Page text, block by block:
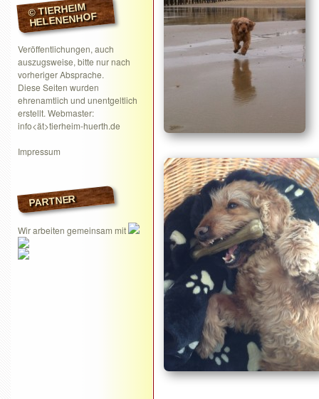
© TIERHEIM
HELENENHOF
Veröffentlichungen, auch
auszugsweise, bitte nur nach
vorheriger Absprache.
Diese Seiten wurden
ehrenamtlich und unentgeltlich
erstellt. Webmaster:
info<ät>tierheim-huerth.de
Impressum
PARTNER
Wir arbeiten gemeinsam mit